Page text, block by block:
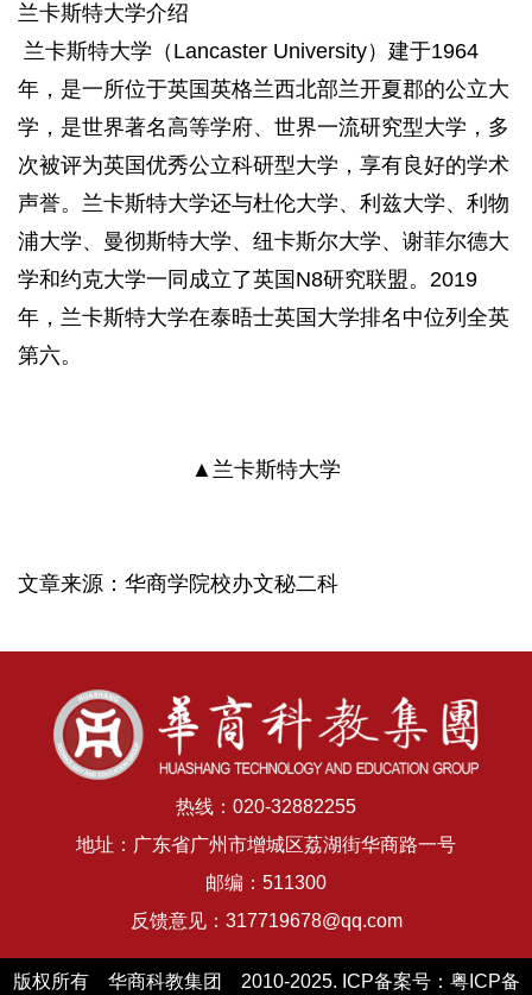
兰卡斯特大学介绍
兰卡斯特大学（Lancaster University）建于1964
年，是一所位于英国英格兰西北部兰开夏郡的公立大
学，是世界著名高等学府、世界一流研究型大学，多
次被评为英国优秀公立科研型大学，享有良好的学术
声誉。兰卡斯特大学还与杜伦大学、利兹大学、利物
浦大学、曼彻斯特大学、纽卡斯尔大学、谢菲尔德大
学和约克大学一同成立了英国N8研究联盟。2019
年，兰卡斯特大学在泰晤士英国大学排名中位列全英
第六。
▲兰卡斯特大学
文章来源：华商学院校办文秘二科
热线：020-32882255
地址：广东省广州市增城区荔湖街华商路一号
邮编：511300
反馈意见：317719678@qq.com
版权所有 华商科教集团 2010-2025. ICP备案号： 粤ICP备